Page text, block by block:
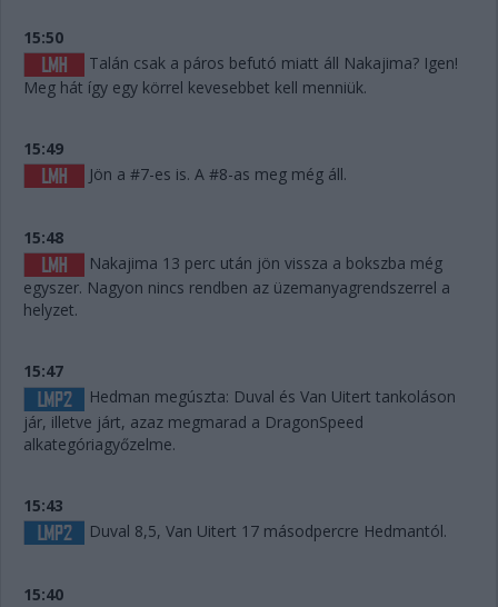
15:50
Talán csak a páros befutó miatt áll Nakajima? Igen!
Meg hát így egy körrel kevesebbet kell menniük.
15:49
Jön a #7-es is. A #8-as meg még áll.
15:48
Nakajima 13 perc után jön vissza a bokszba még
egyszer. Nagyon nincs rendben az üzemanyagrendszerrel a
helyzet.
15:47
Hedman megúszta: Duval és Van Uitert tankoláson
jár, illetve járt, azaz megmarad a DragonSpeed
alkategóriagyőzelme.
15:43
Duval 8,5, Van Uitert 17 másodpercre Hedmantól.
15:40